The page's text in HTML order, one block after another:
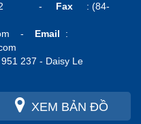
/ 82 - Fax
: (84-
- Email :
237 - Daisy Le
XEM BẢN ĐỒ